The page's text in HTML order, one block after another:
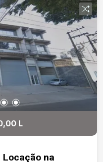
L
Locação na